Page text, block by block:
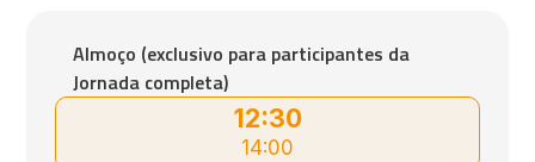
12:30
14:00
Almoço (exclusivo para participantes da
Jornada completa)